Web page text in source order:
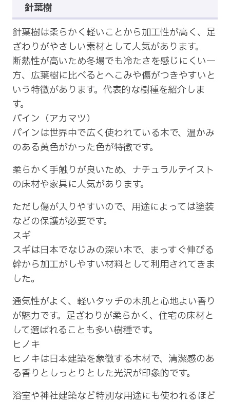
針葉樹
針葉樹は柔らかく軽いことから加工性が高く、足
ざわりがやさしい素材として人気があります。
断熱性が高いため冬場でも冷たさを感じにくい一
方、広葉樹に比べるとへこみや傷がつきやすいと
いう特徴があります。代表的な樹種を紹介しま
す。
パイン（アカマツ）
パインは世界中で広く使われている木で、温かみ
のある黄色がかった色が特徴です。
柔らかく手触りが良いため、ナチュラルテイスト
の床材や家具に人気があります。
ただし傷が入りやすいので、用途によっては塗装
などの保護が必要です。
スギ
スギは日本でなじみの深い木で、まっすぐ伸びる
幹から加工がしやすい材料として利用されてきま
した。
通気性がよく、軽いタッチの木肌と心地よい香り
が魅力です。足ざわりが柔らかく、住宅の床材と
して選ばれることも多い樹種です。
ヒノキ
ヒノキは日本建築を象徴する木材で、清潔感のあ
る香りとしっとりとした光沢が印象的です。
浴室や神社建築など特別な用途にも使われるほど